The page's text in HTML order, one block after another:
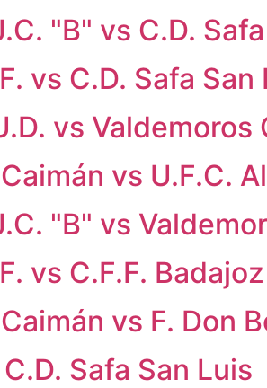
"B" vs C.D.
vs C.D. Safa San
vs Valdemoros
vs U.F.C.
"B" vs
vs C.F.F. Badajoz
vs F. Don
Safa San Luis